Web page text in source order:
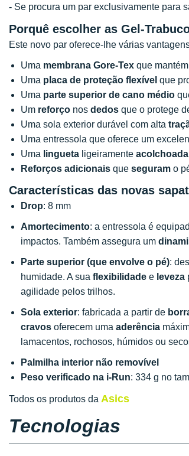
- Se procura um par exclusivamente para
Porquê escolher as Gel-
Este novo par oferece-lhe várias
Uma membrana Gore-Tex que
Uma placa de proteção flexível que
Uma parte superior de cano médio
Um reforço nos dedos que o protege
Uma sola exterior durável com alta
Uma entressola que oferece um
Uma lingueta ligeiramente acolchoada
Reforços adicionais que seguram o
Características das novas
Drop: 8 mm
Amortecimento: a entressola é
impactos. Também assegura um
Parte superior (que envolve o pé):
humidade. A sua flexibilidade e leveza
agilidade pelos trilhos.
Sola exterior: fabricada a partir de
cravos oferecem uma aderência
lamacentos, rochosos, húmidos ou
Palmilha interior não removível
Peso verificado na i-Run: 334 g no
Todos os produtos da Asics
Tecnologias